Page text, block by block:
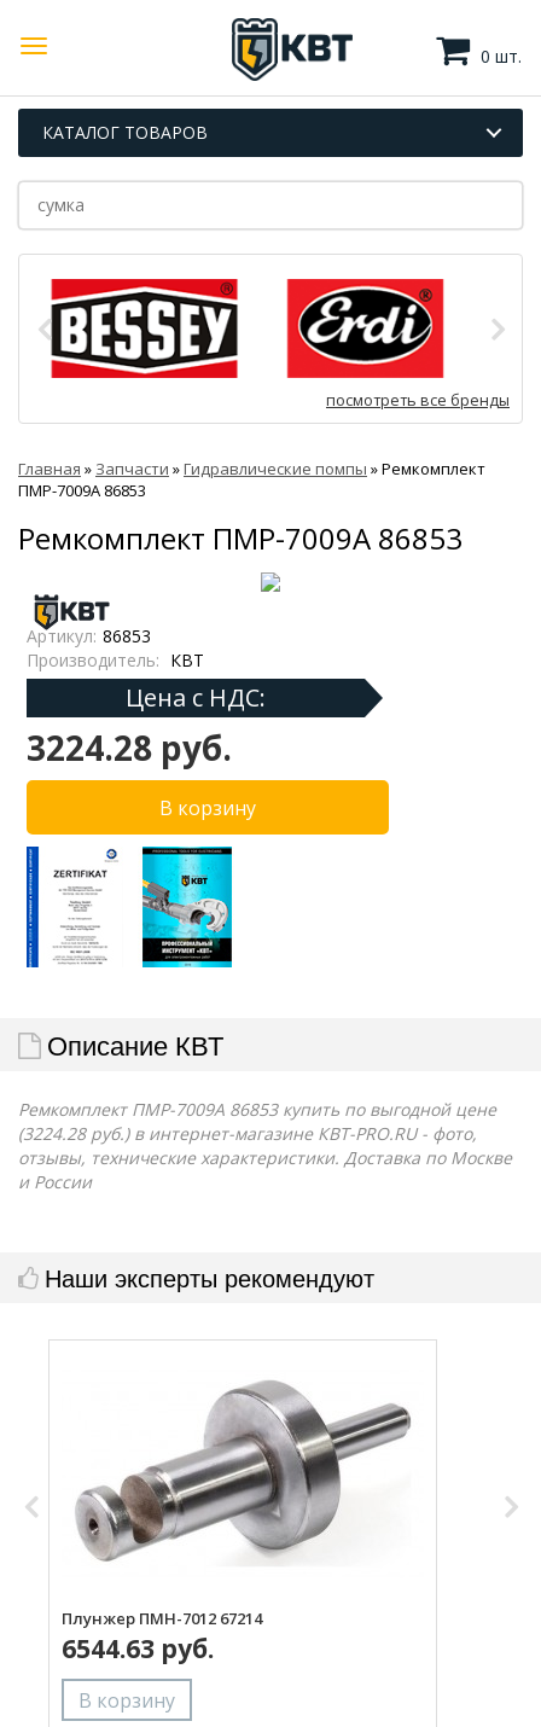
0 шт.
КАТАЛОГ ТОВАРОВ
посмотреть все бренды
Главная » Запчасти »Гидравлические помпы »Ремкомплект
ПМР-7009А 86853
Ремкомплект ПМР-7009А 86853
Артикул: 86853
Производитель: КВТ
Цена с НДС:
3224.28 руб.
Описание КВТ
Ремкомплект ПМР-7009А 86853 купить по выгодной цене
(3224.28 руб.) в интернет-магазине КВТ-PRO.RU - фото,
отзывы, технические характеристики. Доставка по Москве
и России
Наши эксперты рекомендуют
Плунжер ПМН-7012 67214
6544.63 руб.